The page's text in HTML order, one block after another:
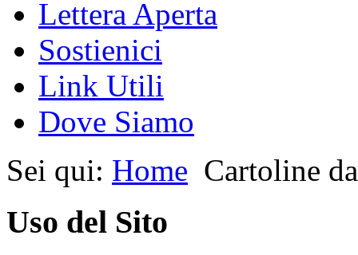
Lettera Aperta
Sostienici
Link Utili
Dove Siamo
Sei qui: Home Cartoline
Uso del Sito